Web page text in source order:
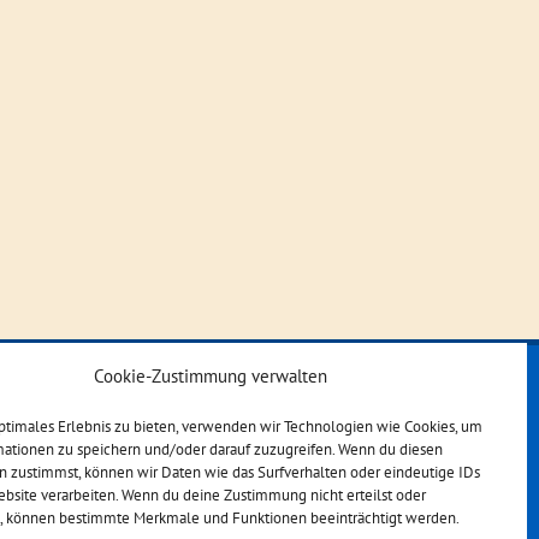
Cookie-Zustimmung verwalten
Erlebnis zu bieten, verwenden wir Technologien wie Cookies, um
zu speichern und/oder darauf zuzugreifen. Wenn du diesen
zustimmst, können wir Daten wie das Surfverhalten oder eindeutige IDs
verarbeiten. Wenn du deine Zustimmung nicht erteilst oder
können bestimmte Merkmale und Funktionen beeinträchtigt werden.